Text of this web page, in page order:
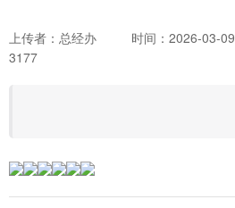
上传者：总经办 时间：2026-03-09
3177